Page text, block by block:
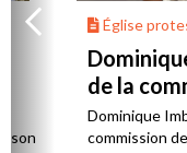
son
Église
de la
Dominique
commission